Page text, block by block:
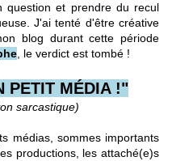
question et prendre du recul
J'ai tenté d'être créative
blog durant cette période
, le verdict est tombé !
PETIT MÉDIA !"
sarcastique)
médias, sommes importants
productions, les attaché(e)s